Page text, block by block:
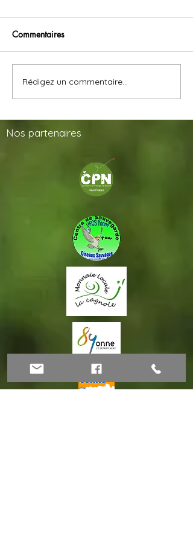
Commentaires
Rédigez un commentaire...
Nos partenaires